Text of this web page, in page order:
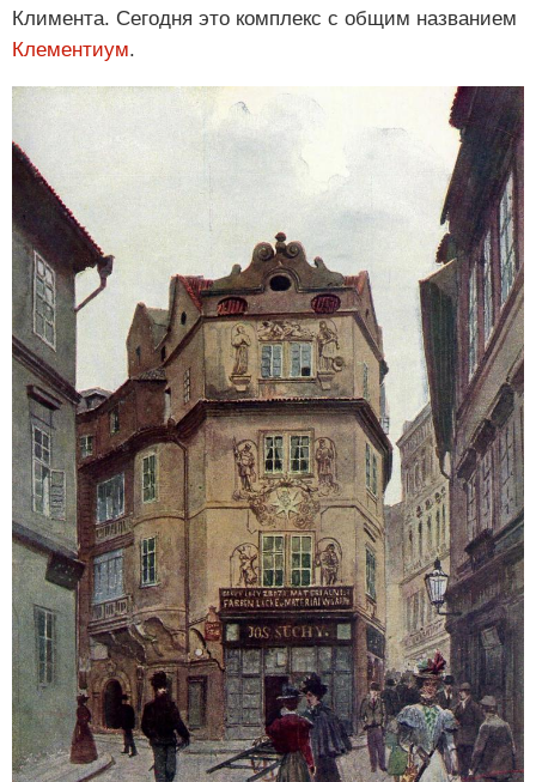
Климента. Сегодня это комплекс с общим названием
Клементиум.